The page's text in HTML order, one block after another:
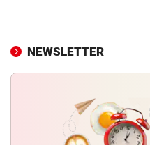
NEWSLETTER